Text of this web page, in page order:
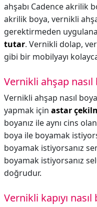
ahşabı Cadence akrilik
akrilik boya, vernikli
gerektirmeden
tutar. Vernikli dolap,
gibi bir mobilyayı
Vernikli ahşap nasıl
Vernikli ahşap nasıl
yapmak için astar
boyanız ile aynı cins
boya ile boyamak
boyamak istiyorsanız
boyamak istiyorsanız
doğrudur.
Vernikli kapıyı